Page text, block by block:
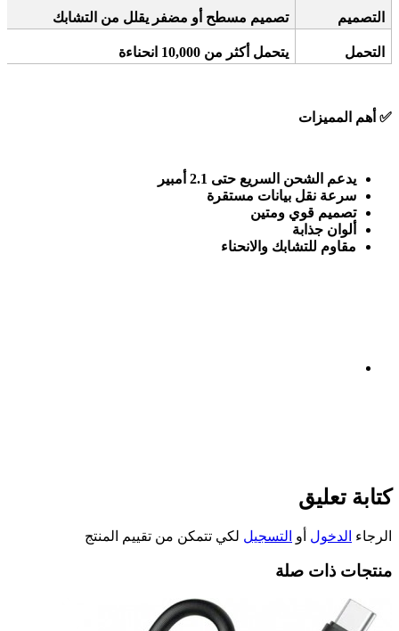
التصميم تصميم مسطح أو مضفر يقلل من التشابك
التحمل يتحمل أكثر من 10,000 انحناءة
✅ أهم المميزات
يدعم الشحن السريع حتى 2.1 أمبير
سرعة نقل بيانات مستقرة
تصميم قوي ومتين
ألوان جذابة
مقاوم للتشابك والانحناء
كتابة تعليق
الرجاء الدخول أو التسجيل لكي تتمكن من تقييم المنتج
منتجات ذات صلة